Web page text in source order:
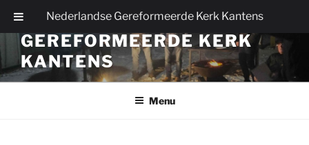
Nederlandse Gereformeerde Kerk Kantens
naar
inhoud
NEDERLANDSE
GEREFORMEERDE KERK
KANTENS
Menu